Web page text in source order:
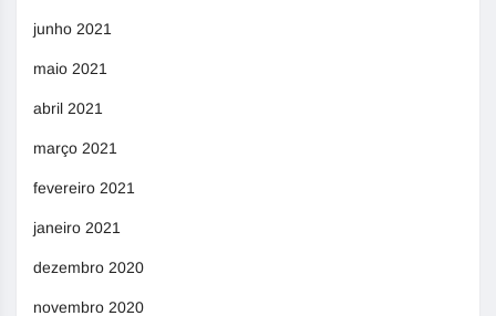
junho 2021
maio 2021
abril 2021
março 2021
fevereiro 2021
janeiro 2021
dezembro 2020
novembro 2020